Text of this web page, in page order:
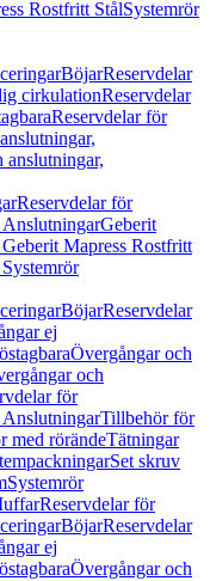
Rostfritt StålSystemrör
BöjarReservdelar
cirkulationReservdelar
Reservdelar för
anslutningar,
Reservdelar för
Geberit
Mapress Rostfritt
BöjarReservdelar
ej
Övergångar och
och
för
Tillbehör för
med rörändeTätningar
Set skruv
Systemrör
Reservdelar för
BöjarReservdelar
ej
Övergångar och